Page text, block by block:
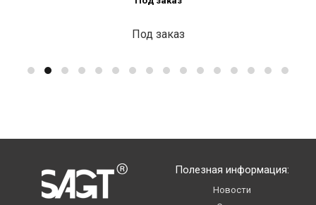
Под заказ
Полезная информация:
Новости